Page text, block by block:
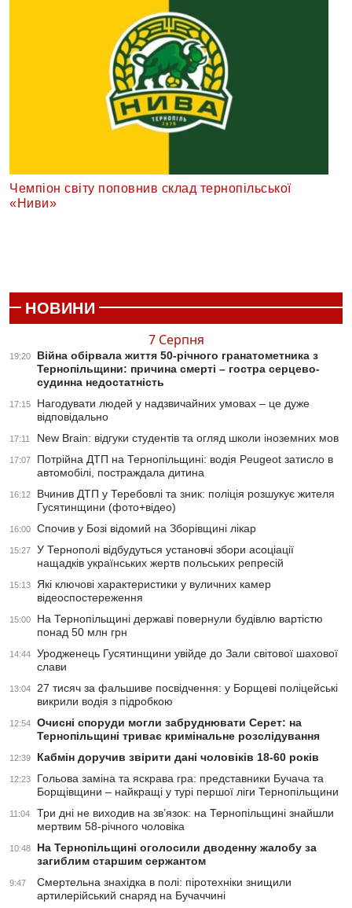
Чемпіон світу поповнив склад тернопільської
«Ниви»
НОВИНИ
7 Серпня
19:20
Війна обірвала життя 50-річного гранатометника з
Тернопільщини: причина смерті – гостра серцево-
судинна недостатність
17:15
Нагодувати людей у надзвичайних умовах – це дуже
відповідально
17:11 New Brain: відгуки студентів та огляд школи іноземних мов
17:07
Потрійна ДТП на Тернопільщині: водія Peugeot затисло в
автомобілі, постраждала дитина
16:12
Вчинив ДТП у Теребовлі та зник: поліція розшукує жителя
Гусятинщини (фото+відео)
16:00 Спочив у Бозі відомий на Зборівщині лікар
15:27
У Тернополі відбудуться установчі збори асоціації
нащадків українських жертв польських репресій
15:13
Які ключові характеристики у вуличних камер
відеоспостереження
15:00
На Тернопільщині державі повернули будівлю вартістю
понад 50 млн грн
14:44
Уродженець Гусятинщини увійде до Зали світової шахової
слави
13:04
27 тисяч за фальшиве посвідчення: у Борщеві поліцейські
викрили водія з підробкою
12:54
Очисні споруди могли забруднювати Серет: на
Тернопільщині триває кримінальне розслідування
12:39 Кабмін доручив звірити дані чоловіків 18-60 років
12:23
Гольова заміна та яскрава гра: представники Бучача та
Борщівщини – найкращі у турі першої ліги Тернопільщини
11:04
Три дні не виходив на зв’язок: на Тернопільщині знайшли
мертвим 58-річного чоловіка
10:48
На Тернопільщині оголосили дводенну жалобу за
загиблим старшим сержантом
9:47
Смертельна знахідка в полі: піротехніки знищили
артилерійський снаряд на Бучаччині